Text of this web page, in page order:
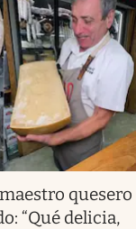
quesero
“Qué delicia,